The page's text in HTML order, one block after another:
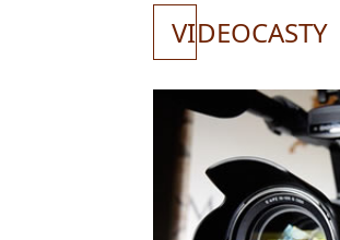
VIDEOCASTY